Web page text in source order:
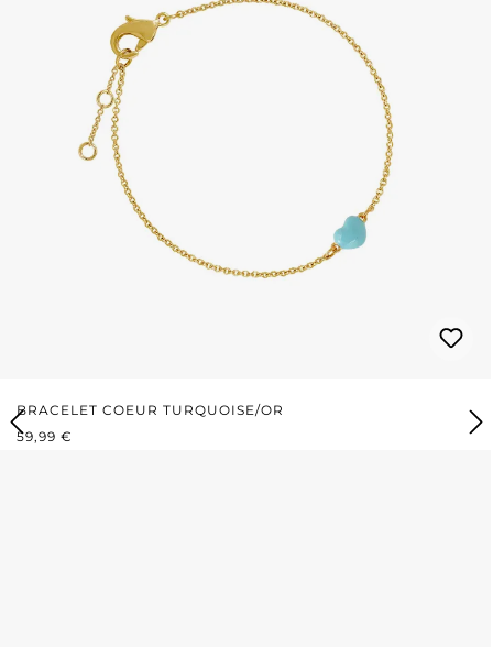
BRACELET COEUR TURQUOISE/OR
PRIX RÉGULIER :
59,99 €